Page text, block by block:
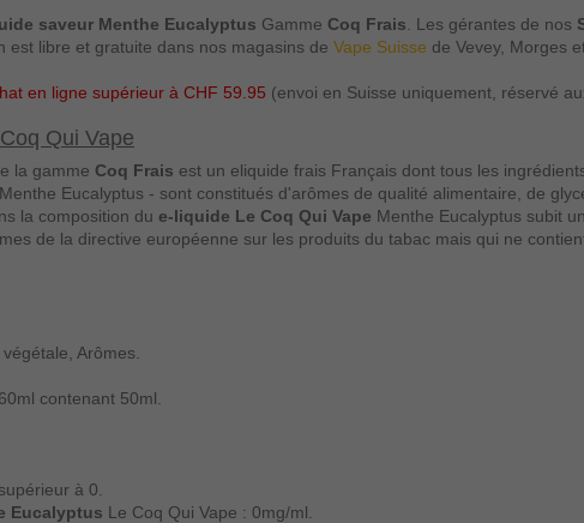
saveur Menthe Eucalyptus Gamme Coq Frais . Les gérantes de nos
est libre et gratuite dans nos magasins de Vape Suisse de Vevey, Morges
en ligne supérieur à CHF 59.95 (envoi en Suisse uniquement, réservé
Qui Vape
la gamme Coq Frais est un eliquide frais Français dont tous les
Eucalyptus - sont constitués d'arômes de qualité alimentaire, de
la composition du e-liquide Le Coq Qui Vape Menthe Eucalyptus subit
de la directive européenne sur les produits du tabac mais qui ne
Arômes.
contenant 50ml.
à 0.
Eucalyptus Le Coq Qui Vape : 0mg/ml.